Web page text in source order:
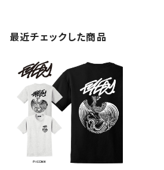
最近チェックした商品